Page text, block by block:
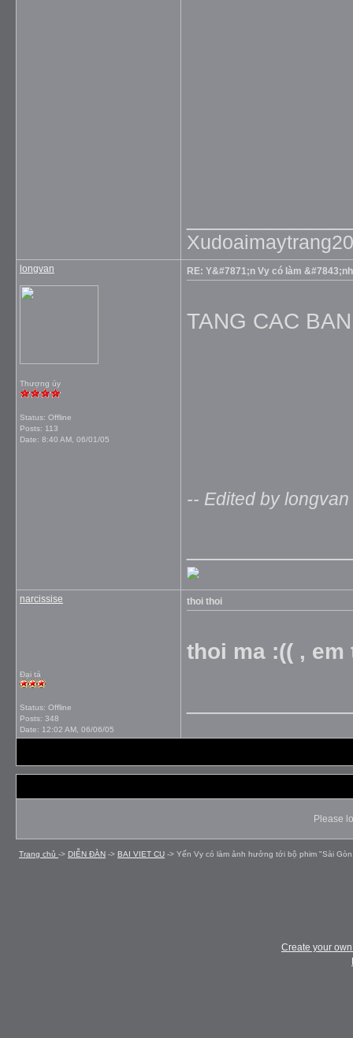
longvan
Thượng úy
Status: Offline
Posts: 113
Date: 8:40 AM, 06/01/05
RE: Y&#7871;n Vy có làm
TANG CAC
-- Edited by
narcissise
Đại tá
Status: Offline
Posts: 348
Date: 12:02 AM, 06/06/05
thoi thoi
thoi ma :(( ,
Please
Trang chủ -> DIỄN ÐÀN -> BAI VIET CU -> Yến Vy có làm ảnh hưởng tới bộ phim "Sài
Create your